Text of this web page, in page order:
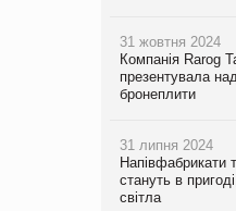
31 жовтня 2024
Компанія Rarog
презентувала
бронеплити
31 липня 2024
Напівфабрикати
стануть в
світла